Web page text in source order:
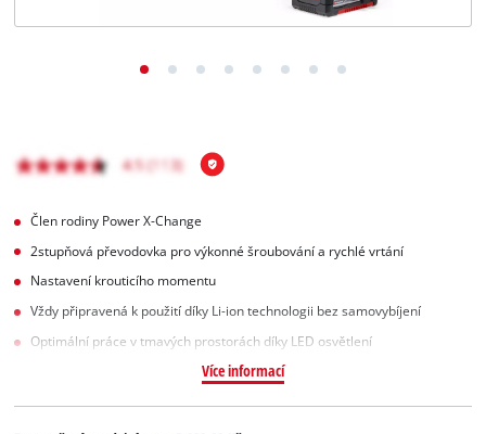
Člen rodiny Power X-Change
2stupňová převodovka pro výkonné šroubování a rychlé vrtání
Nastavení krouticího momentu
Vždy připravená k použití díky Li-ion technologii bez samovybíjení
Optimální práce v tmavých prostorách díky LED osvětlení
Více informací